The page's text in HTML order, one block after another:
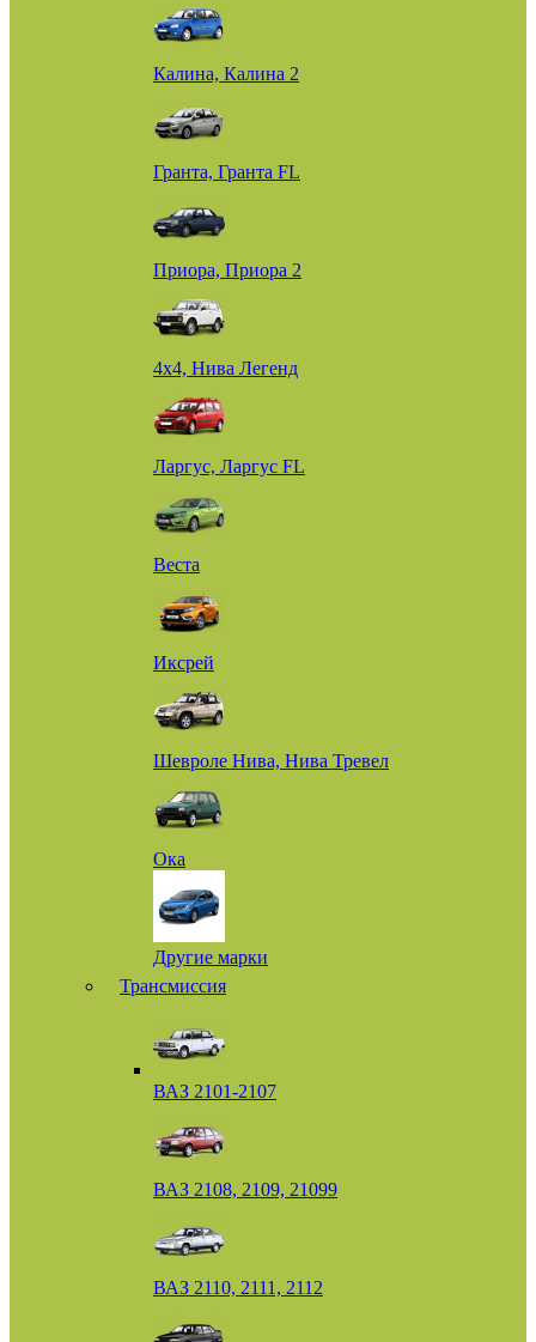
Калина, Калина 2
Гранта, Гранта FL
Приора, Приора 2
4х4, Нива Легенд
Ларгус, Ларгус FL
Веста
Иксрей
Шевроле Нива, Нива Тревел
Ока
Другие марки
Трансмиссия
ВАЗ 2101-2107
ВАЗ 2108, 2109, 21099
ВАЗ 2110, 2111, 2112